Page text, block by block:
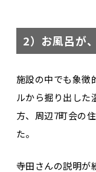
2）お風呂が
施設の中でも象徴
ルから掘り出した
方、周辺7町会の
た。
寺田さんの説明が